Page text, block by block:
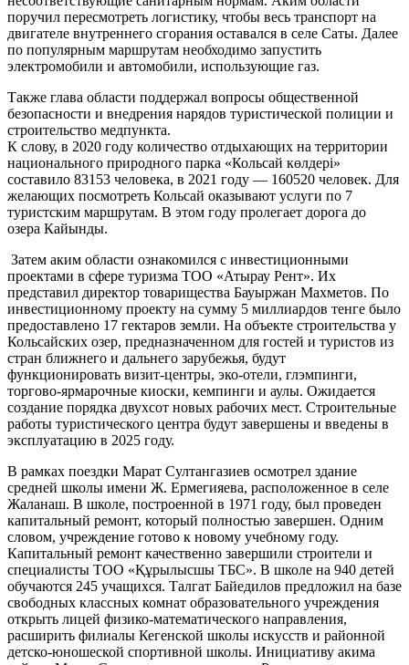
поручил пересмотреть логистику, чтобы весь транспорт на
двигателе внутреннего сгорания оставался в селе Саты. Далее
по популярным маршрутам необходимо запустить
электромобили и автомобили, использующие газ.
Также глава области поддержал вопросы общественной
безопасности и внедрения нарядов туристической полиции и
строительство медпункта.
К слову, в 2020 году количество отдыхающих на территории
национального природного парка «Кольсай көлдері»
составило 83153 человека, в 2021 году — 160520 человек. Для
желающих посмотреть Кольсай оказывают услуги по 7
туристским маршрутам. В этом году пролегает дорога до
озера Кайынды.
Затем аким области ознакомился с инвестиционными
проектами в сфере туризма ТОО «Атырау Рент». Их
представил директор товарищества Бауыржан Махметов. По
инвестиционному проекту на сумму 5 миллиардов тенге было
предоставлено 17 гектаров земли. На объекте строительства у
Кольсайских озер, предназначенном для гостей и туристов из
стран ближнего и дальнего зарубежья, будут
функционировать визит-центры, эко-отели, глэмпинги,
торгово-ярмарочные киоски, кемпинги и аулы. Ожидается
создание порядка двухсот новых рабочих мест. Строительные
работы туристического центра будут завершены и введены в
эксплуатацию в 2025 году.
В рамках поездки Марат Султангазиев осмотрел здание
средней школы имени Ж. Ермегияева, расположенное в селе
Жаланаш. В школе, построенной в 1971 году, был проведен
капитальный ремонт, который полностью завершен. Одним
словом, учреждение готово к новому учебному году.
Капитальный ремонт качественно завершили строители и
специалисты ТОО «Құрылысшы ТБС». В школе на 940 детей
обучаются 245 учащихся. Талгат Байедилов предложил на базе
свободных классных комнат образовательного учреждения
открыть лицей физико-математического направления,
расширить филиалы Кегенской школы искусств и районной
детско-юношеской спортивной школы. Инициативу акима